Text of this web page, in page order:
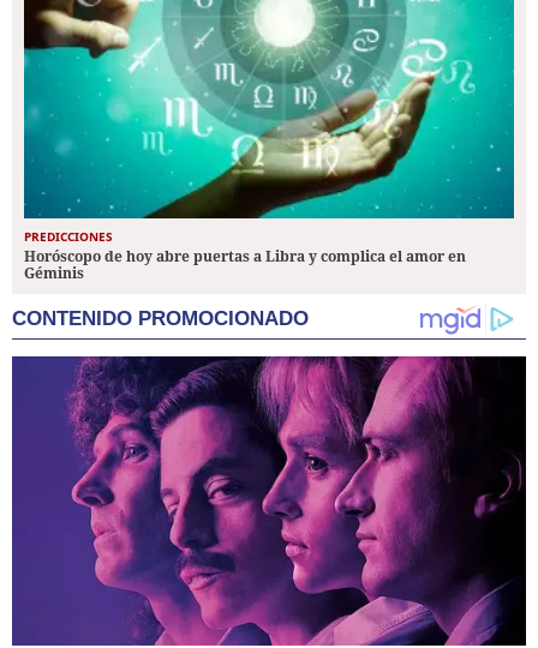
PREDICCIONES
Horóscopo de hoy abre puertas a Libra y complica el amor en
Géminis
CONTENIDO PROMOCIONADO